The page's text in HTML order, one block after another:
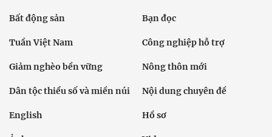
Bất động sản Bạn đọc
Tuần Việt Nam Công nghiệp hỗ trợ
Giảm nghèo bền vững Nông thôn mới
Dân tộc thiểu số và miền núi Nội dung chuyên đề
English Hồ sơ